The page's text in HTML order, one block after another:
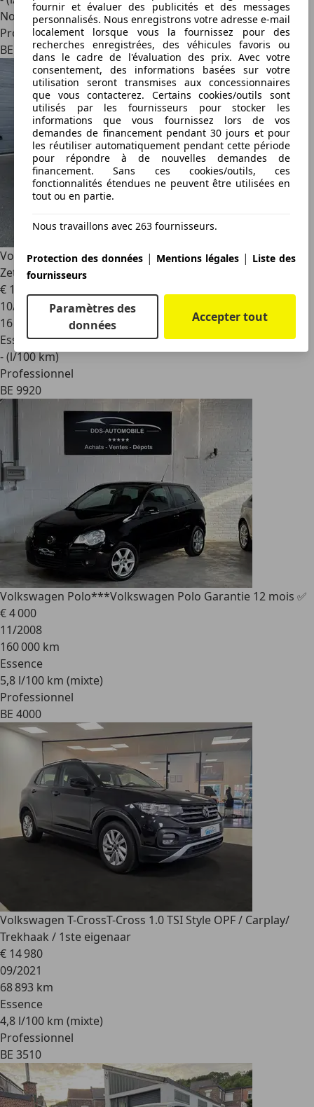
fournir et évaluer des publicités et des messages
personnalisés. Nous enregistrons votre adresse e-mail
localement lorsque vous la fournissez pour des
recherches enregistrées, des véhicules favoris ou
dans le cadre de l'évaluation des prix. Avec votre
consentement, des informations basées sur votre
utilisation seront transmises aux concessionnaires
que vous contacterez. Certains cookies/outils sont
utilisés par les fournisseurs pour stocker les
informations que vous fournissez lors de vos
demandes de financement pendant 30 jours et pour
les réutiliser automatiquement pendant cette période
pour répondre à de nouvelles demandes de
financement. Sans ces cookies/outils, ces
fonctionnalités étendues ne peuvent être utilisées en
tout ou en partie.
Nous travaillons avec 263 fournisseurs.
Protection des données | Mentions légales | Liste des
fournisseurs
Paramètres des
données
Accepter tout
Nouveau
Professionnel
BE 8000
Volkswagen T-Cross1.0 TSI GOAL AppConnect Cruise Pdc
Zetelverwarming Led
€ 18 950
10/2025
16 470 km
Essence
- (l/100 km)
Professionnel
BE 9920
Volkswagen Polo***Volkswagen Polo Garantie 12 mois ✅
€ 4 000
11/2008
160 000 km
Essence
5,8 l/100 km (mixte)
Professionnel
BE 4000
Volkswagen T-CrossT-Cross 1.0 TSI Style OPF / Carplay/
Trekhaak / 1ste eigenaar
€ 14 980
09/2021
68 893 km
Essence
4,8 l/100 km (mixte)
Professionnel
BE 3510